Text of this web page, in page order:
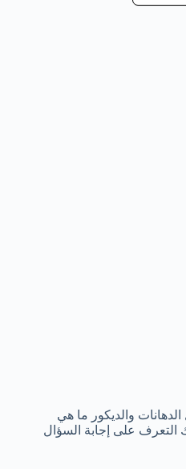
والديكور ما هي
التعرف على إجابة السؤال